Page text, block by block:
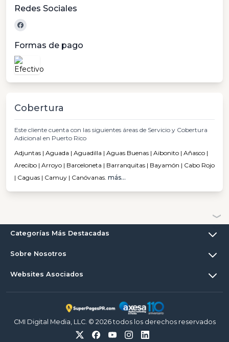
Redes Sociales
Formas de pago
Cobertura
Este cliente cuenta con las siguientes áreas de Servicio y Cobertura
Adicional en Puerto Rico
Adjuntas | Aguada | Aguadilla | Aguas Buenas | Aibonito | Añasco |
Arecibo | Arroyo | Barceloneta | Barranquitas | Bayamón | Cabo Rojo
| Caguas | Camuy | Canóvanas. más...
Categorías Más Destacadas
Sobre Nosotros
Websites Asociados
CMI Digital Media, LLC. © 2026 todos los derechos reservados